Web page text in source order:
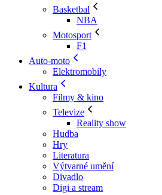
Basketbal
NBA
Motosport
F1
Auto-moto
Elektromobily
Kultura
Filmy & kino
Televize
Reality show
Hudba
Hry
Literatura
Výtvarné umění
Divadlo
Digi a stream